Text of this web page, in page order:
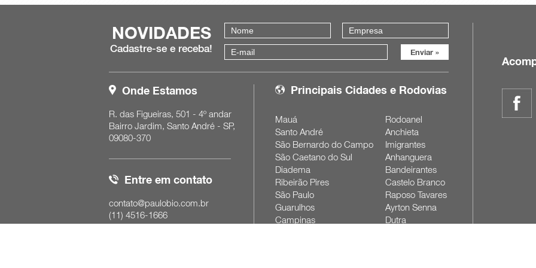
NOVIDADES
Cadastre-se e receba!
Onde Estamos
R. das Figueiras, 501 - 4º andar
Bairro Jardim, Santo André - SP,
09080-370
Entre em contato
contato@paulobio.com.br
(11) 4516-1666
Horário de Funcionamento:
Principais Cidades e Rodovias
Mauá
Santo André
São Bernardo do Campo
São Caetano do Sul
Diadema
Ribeirão Pires
São Paulo
Guarulhos
Campinas
Rodoanel
Anchieta
Imigrantes
Anhanguera
Bandeirantes
Castelo Branco
Raposo Tavares
Ayrton Senna
Dutra